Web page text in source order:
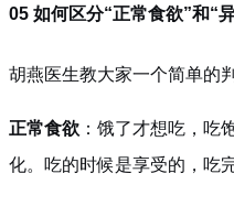
05 如何区分“正常食欲”和“
胡燕医生教大家一个简单的
正常食欲 ：饿了才想吃，吃
化。吃的时候是享受的，吃